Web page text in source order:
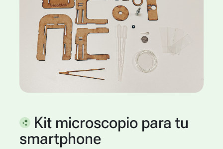
Kit microscopio para tu
smartphone